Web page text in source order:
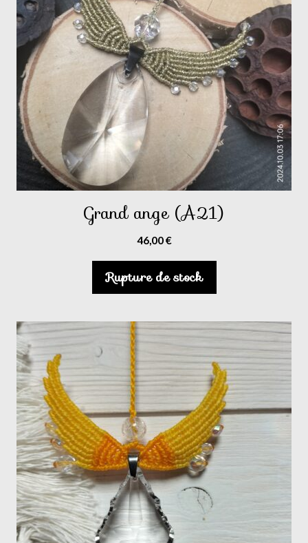
Grand ange (A21)
46,00€
Rupture de stock